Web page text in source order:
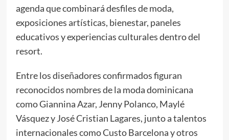
agenda que combinará desfiles de moda,
exposiciones artísticas, bienestar, paneles
educativos y experiencias culturales dentro del
resort.
Entre los diseñadores confirmados figuran
reconocidos nombres de la moda dominicana
como Giannina Azar, Jenny Polanco, Maylé
Vásquez y José Cristian Lagares, junto a talentos
internacionales como Custo Barcelona y otros